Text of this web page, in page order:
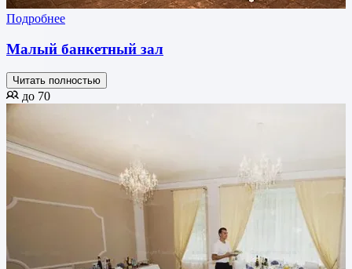
Подробнее
Малый банкетный зал
Читать полностью
до 70